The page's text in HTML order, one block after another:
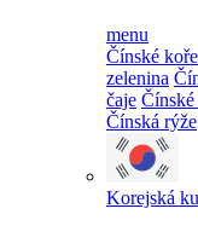
menu
Čínské
zelenina
čaje
Čínská rýže
Korejská